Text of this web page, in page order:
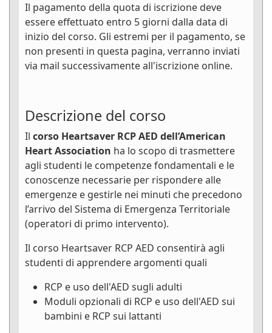
Il pagamento della quota di iscrizione deve
essere effettuato entro 5 giorni dalla data di
inizio del corso. Gli estremi per il pagamento, se
non presenti in questa pagina, verranno inviati
via mail successivamente all'iscrizione online.
Descrizione del corso
Il corso Heartsaver RCP AED dell’American
Heart Association ha lo scopo di trasmettere
agli studenti le competenze fondamentali e le
conoscenze necessarie per rispondere alle
emergenze e gestirle nei minuti che precedono
l’arrivo del Sistema di Emergenza Territoriale
(operatori di primo intervento).
Il corso Heartsaver RCP AED consentirà agli
studenti di apprendere argomenti quali
RCP e uso dell'AED sugli adulti
Moduli opzionali di RCP e uso dell'AED sui
bambini e RCP sui lattanti